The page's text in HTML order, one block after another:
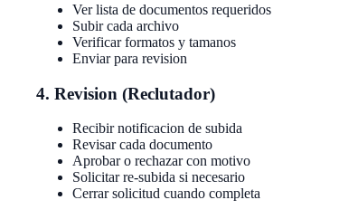
Ver lista de documentos requeridos
Subir cada archivo
Verificar formatos y tamanos
Enviar para revision
4. Revision (Reclutador)
Recibir notificacion de subida
Revisar cada documento
Aprobar o rechazar con motivo
Solicitar re-subida si necesario
Cerrar solicitud cuando completa